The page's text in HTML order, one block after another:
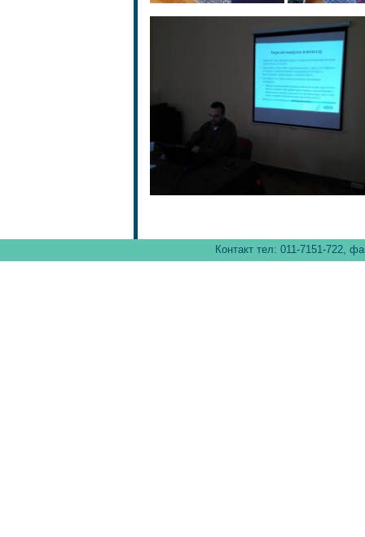
Контакт тел: 011-7151-722,